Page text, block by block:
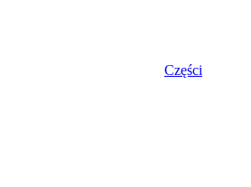
Części